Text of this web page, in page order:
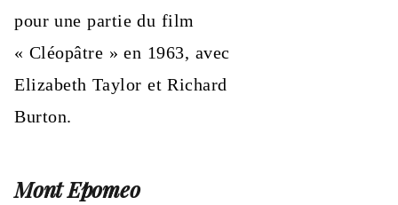
pour une partie du film
« Cléopâtre » en 1963, avec
Elizabeth Taylor et Richard
Burton.
Mont Epomeo